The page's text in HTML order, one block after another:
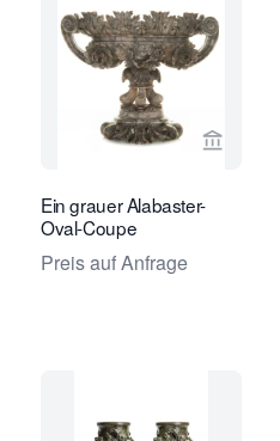
von Limburg
Ein grauer Alabaster-
Oval-Coupe
Preis auf Anfrage